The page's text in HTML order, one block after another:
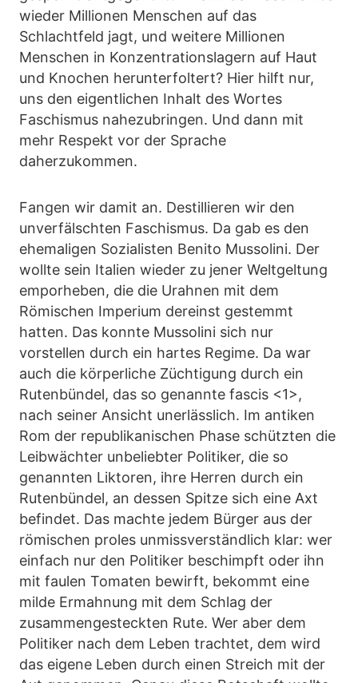
wieder Millionen Menschen auf das
Schlachtfeld jagt, und weitere Millionen
Menschen in Konzentrationslagern auf Haut
und Knochen herunterfoltert? Hier hilft nur,
uns den eigentlichen Inhalt des Wortes
Faschismus nahezubringen. Und dann mit
mehr Respekt vor der Sprache
daherzukommen.
Fangen wir damit an. Destillieren wir den
unverfälschten Faschismus. Da gab es den
ehemaligen Sozialisten Benito Mussolini. Der
wollte sein Italien wieder zu jener Weltgeltung
emporheben, die die Urahnen mit dem
Römischen Imperium dereinst gestemmt
hatten. Das konnte Mussolini sich nur
vorstellen durch ein hartes Regime. Da war
auch die körperliche Züchtigung durch ein
Rutenbündel, das so genannte fascis <1>,
nach seiner Ansicht unerlässlich. Im antiken
Rom der republikanischen Phase schützten die
Leibwächter unbeliebter Politiker, die so
genannten Liktoren, ihre Herren durch ein
Rutenbündel, an dessen Spitze sich eine Axt
befindet. Das machte jedem Bürger aus der
römischen proles unmissverständlich klar: wer
einfach nur den Politiker beschimpft oder ihn
mit faulen Tomaten bewirft, bekommt eine
milde Ermahnung mit dem Schlag der
zusammengesteckten Rute. Wer aber dem
Politiker nach dem Leben trachtet, dem wird
das eigene Leben durch einen Streich mit der